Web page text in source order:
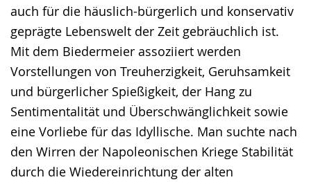
auch für die häuslich-bürgerlich und konservativ
geprägte Lebenswelt der Zeit gebräuchlich ist.
Mit dem Biedermeier assoziiert werden
Vorstellungen von Treuherzigkeit, Geruhsamkeit
und bürgerlicher Spießigkeit, der Hang zu
Sentimentalität und Überschwänglichkeit sowie
eine Vorliebe für das Idyllische. Man suchte nach
den Wirren der Napoleonischen Kriege Stabilität
durch die Wiedereinrichtung der alten